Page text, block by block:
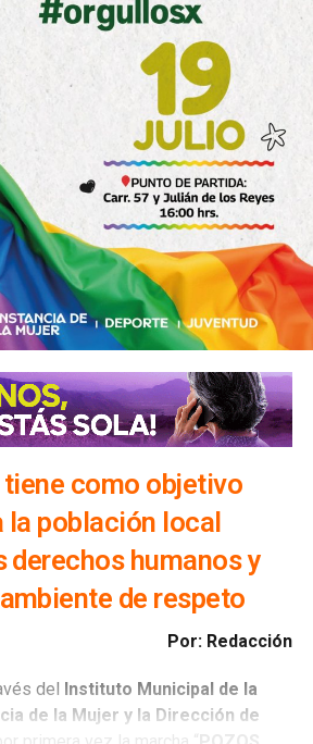
como objetivo
la población local
derechos humanos y
de respeto
Por: Redacción
del Instituto Municipal de la
de la Mujer y la Dirección de